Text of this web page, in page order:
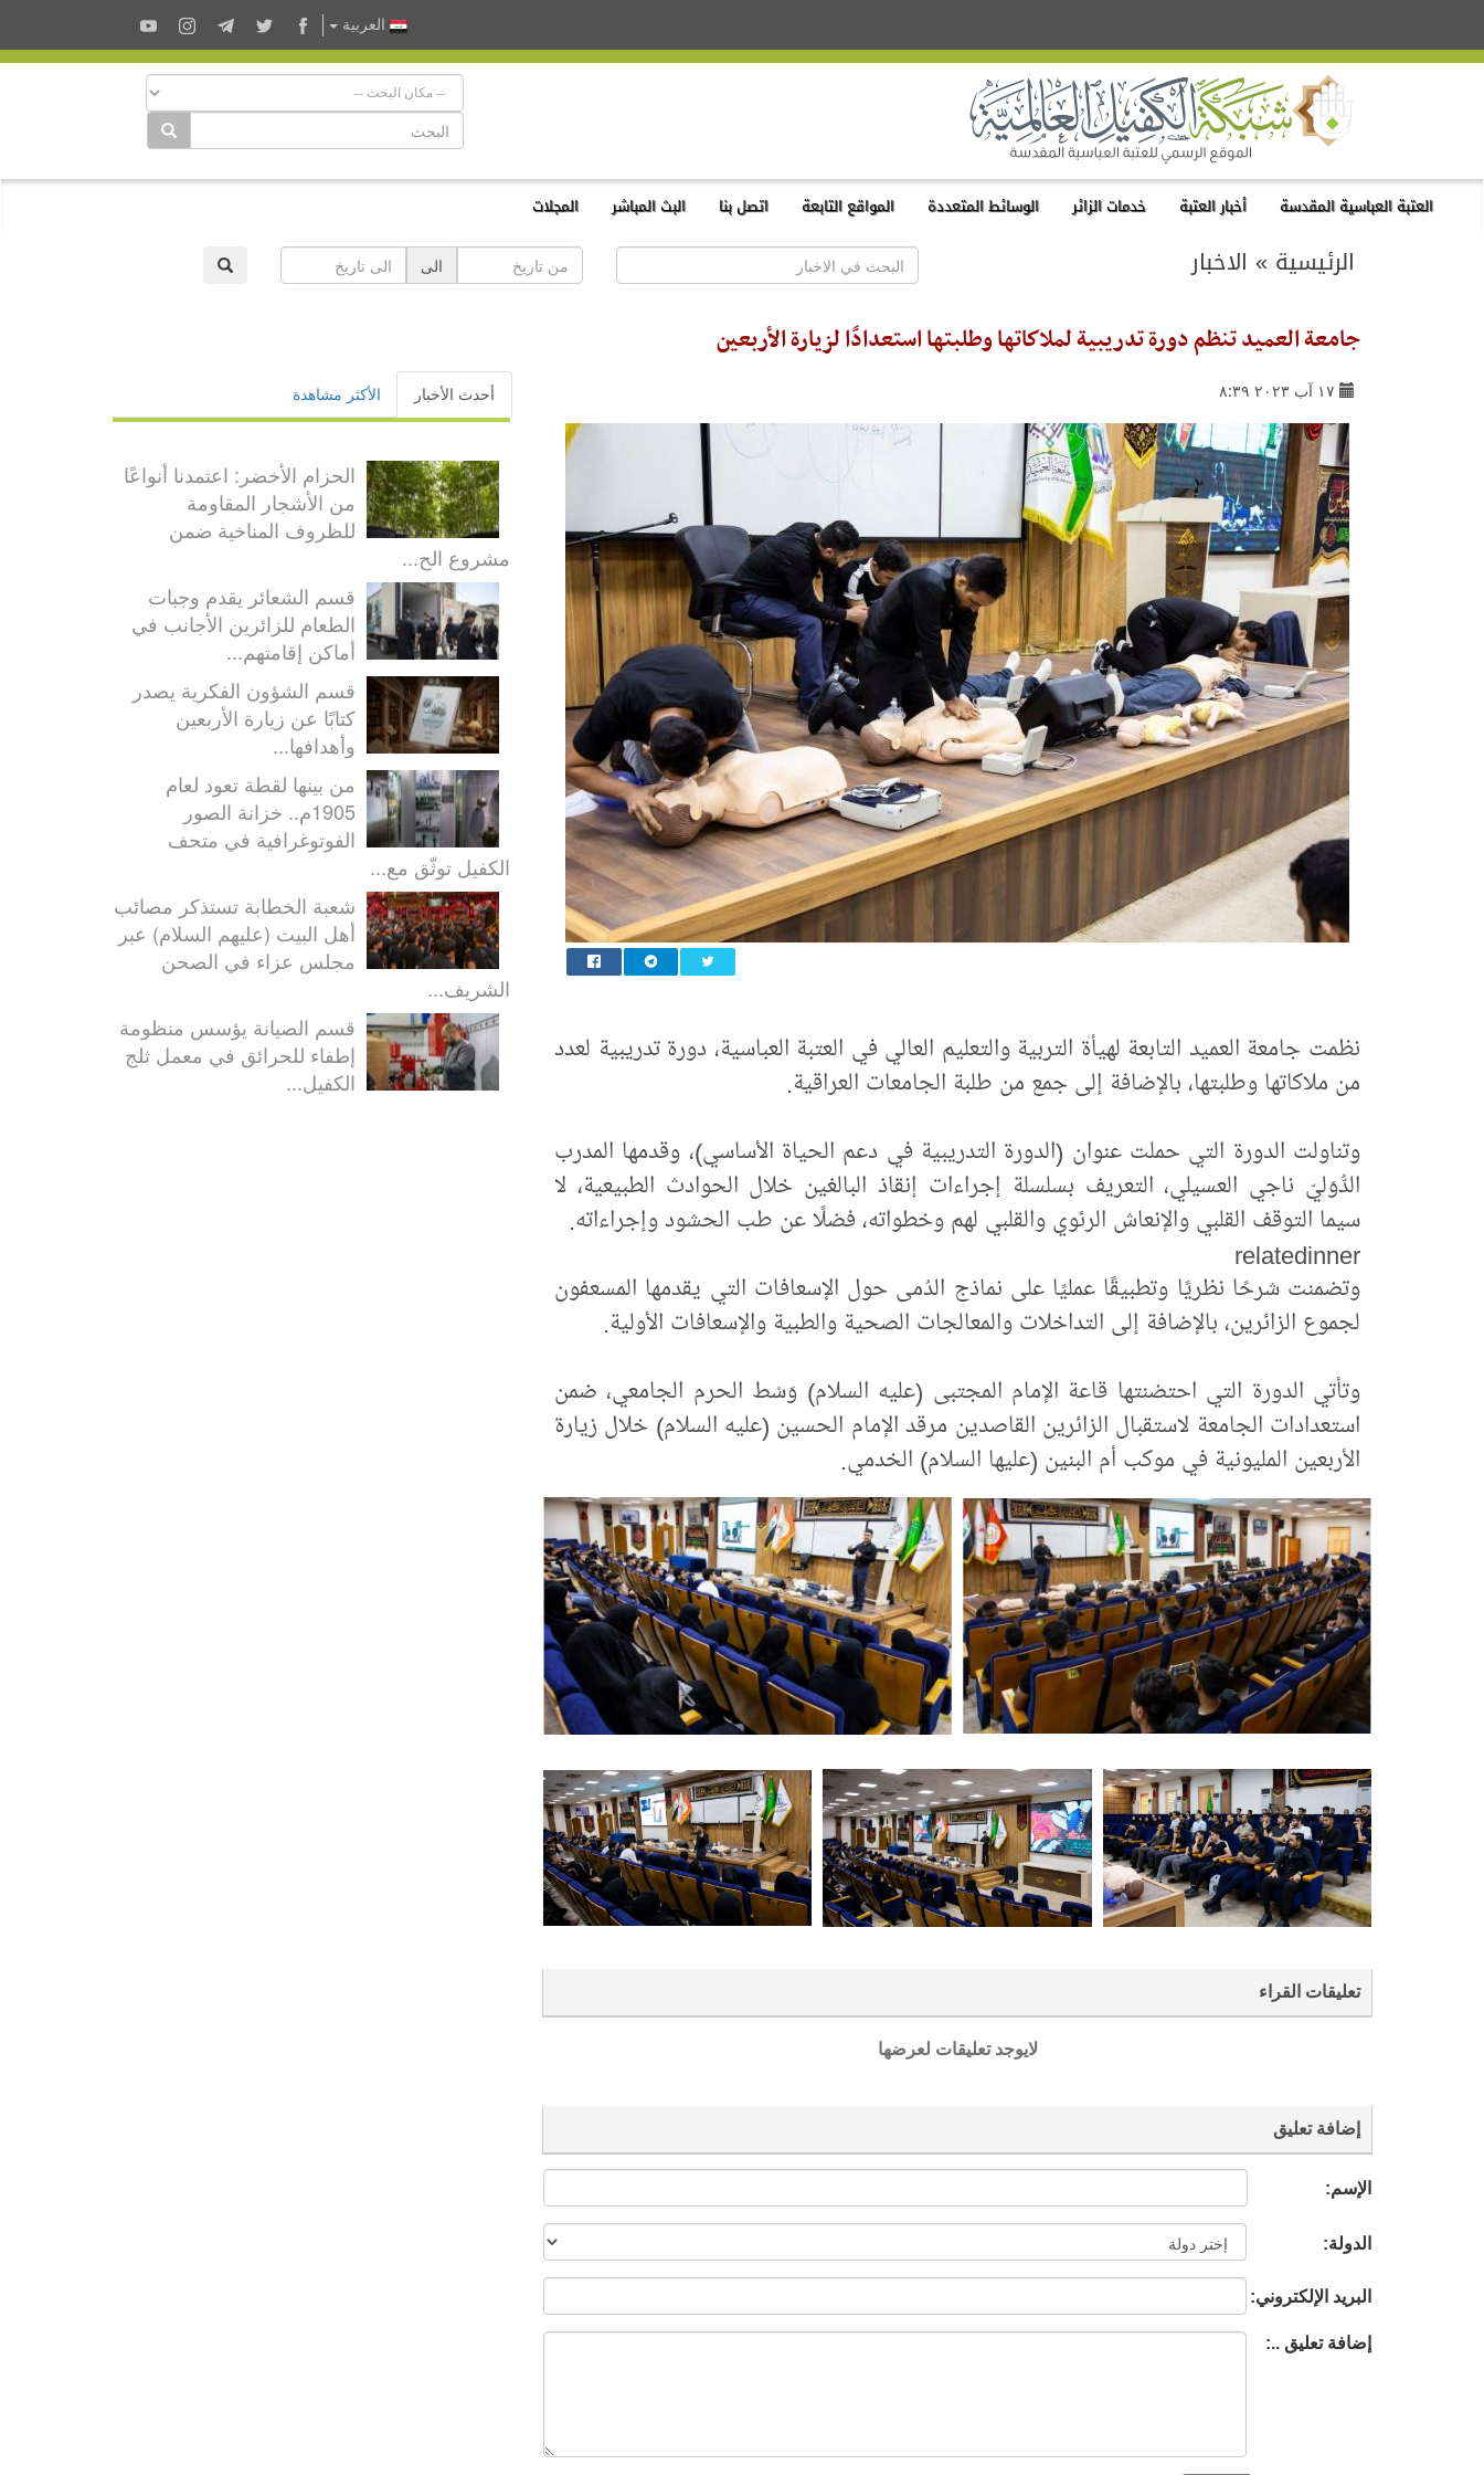
العربية
العتبة العباسية المقدسة أخبار العتبة خدمات الزائر الوسائط المتعددة المواقع التابعة اتصل بنا البث المباشر المجلات
الرئيسية » الاخبار الى
جامعة العميد تنظم دورة تدريبية لملاكاتها وطلبتها استعدادًا لزيارة الأربعين
١٧ آب ٢٠٢٣ ٨:٣٩
نظمت جامعة العميد التابعة لهيأة التربية والتعليم العالي في العتبة العباسية، دورة تدريبية لعدد
من ملاكاتها وطلبتها، بالإضافة إلى جمع من طلبة الجامعات العراقية.
وتناولت الدورة التي حملت عنوان (الدورة التدريبية في دعم الحياة الأساسي)، وقدمها المدرب
الدُّوَليّ ناجي العسيلي، التعريف بسلسلة إجراءات إنقاذ البالغين خلال الحوادث الطبيعية، لا
سيما التوقف القلبي والإنعاش الرئوي والقلبي لهم وخطواته، فضلًا عن طب الحشود وإجراءاته.
relatedinner
وتضمنت شرحًا نظريًا وتطبيقًا عمليًا على نماذج الدُمى حول الإسعافات التي يقدمها المسعفون
لجموع الزائرين، بالإضافة إلى التداخلات والمعالجات الصحية والطبية والإسعافات الأولية.
وتأتي الدورة التي احتضنتها قاعة الإمام المجتبى (عليه السلام) وَسْط الحرم الجامعي، ضمن
استعدادات الجامعة لاستقبال الزائرين القاصدين مرقد الإمام الحسين (عليه السلام) خلال زيارة
الأربعين المليونية في موكب أم البنين (عليها السلام) الخدمي.
تعليقات القراء
لايوجد تعليقات لعرضها
إضافة تعليق
الإسم:
الدولة:
البريد الإلكتروني:
إضافة تعليق ..:
أحدث الأخبار الأكثر مشاهدة
الحزام الأخضر: اعتمدنا أنواعًا
من الأشجار المقاومة
للظروف المناخية ضمن
مشروع الح...
قسم الشعائر يقدم وجبات
الطعام للزائرين الأجانب في
أماكن إقامتهم...
قسم الشؤون الفكرية يصدر
كتابًا عن زيارة الأربعين
وأهدافها...
من بينها لقطة تعود لعام
1905م.. خزانة الصور
الفوتوغرافية في متحف
الكفيل توثّق مع...
شعبة الخطابة تستذكر مصائب
أهل البيت (عليهم السلام) عبر
مجلس عزاء في الصحن
الشريف...
قسم الصيانة يؤسس منظومة
إطفاء للحرائق في معمل ثلج
الكفيل...